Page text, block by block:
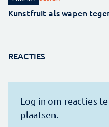
Kunstfruit als wapen
REACTIES